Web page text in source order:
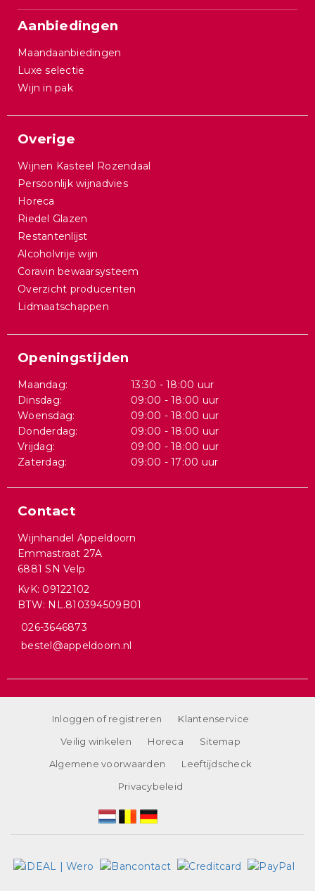
Aanbiedingen
Maandaanbiedingen
Luxe selectie
Wijn in pak
Overige
Wijnen Kasteel Rozendaal
Persoonlijk wijnadvies
Horeca
Riedel Glazen
Restantenlijst
Alcoholvrije wijn
Coravin bewaarsysteem
Overzicht producenten
Lidmaatschappen
Openingstijden
Maandag:
13:30 - 18:00 uur
Dinsdag:
09:00 - 18:00 uur
Woensdag:
09:00 - 18:00 uur
Donderdag:
09:00 - 18:00 uur
Vrijdag:
09:00 - 18:00 uur
Zaterdag:
09:00 - 17:00 uur
Contact
Wijnhandel Appeldoorn
Emmastraat 27A
6881 SN Velp
KvK: 09122102
BTW: NL.810394509B01
026-3646873
bestel@appeldoorn.nl
Inloggen of registreren
Klantenservice
Veilig winkelen
Horeca
Sitemap
Algemene voorwaarden
Leeftijdscheck
Privacybeleid